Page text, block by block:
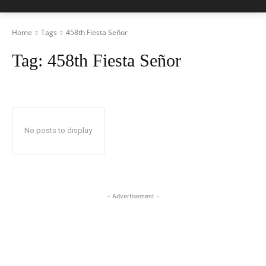
Home Tags 458th Fiesta Señor
Tag: 458th Fiesta Señor
No posts to display
- Advertisement -